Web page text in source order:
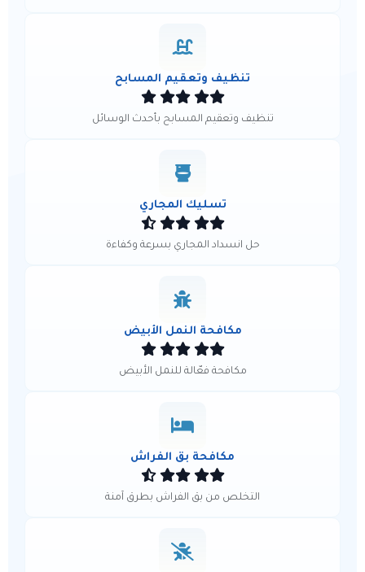
تنظيف وتعقيم المسابح
تنظيف وتعقيم المسابح بأحدث الوسائل
تسليك المجاري
حل انسداد المجاري بسرعة وكفاءة
مكافحة النمل الأبيض
مكافحة فعّالة للنمل الأبيض
مكافحة بق الفراش
التخلص من بق الفراش بطرق آمنة